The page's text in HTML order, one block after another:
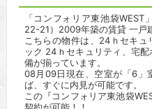
「コンフォリア東池袋
22-21）2009年築の賃貸 一戸
こちらの物件は、24ｈセキ
ック 24ｈセキュリティ、宅
備が揃っています。
08月09日現在、空室が「6」
ば、すぐに内見が可能です。
この『コンフォリア東池袋